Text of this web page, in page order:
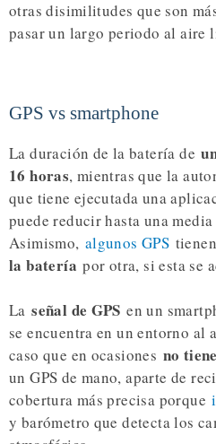
otras disimilitudes que son
pasar un largo periodo al aire
GPS vs smartphone
La duración de la batería de
16 horas, mientras que la
que tiene ejecutada una
puede reducir hasta una
Asimismo, algunos GPS
la batería por otra, si esta se
Laseñal de GPSen un
se encuentra en un entorno al
caso que en ocasiones no
un GPS de mano, aparte de
cobertura más precisa porque
y barómetro que detecta los